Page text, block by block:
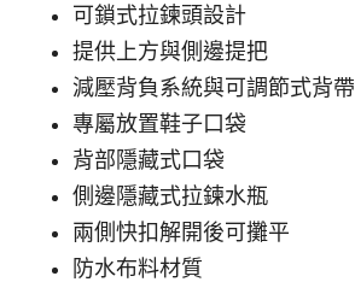
可鎖式拉鍊頭設計
提供上方與側邊提把
減壓背負系統與可調節式背帶
專屬放置鞋子口袋
背部隱藏式口袋
側邊隱藏式拉鍊水瓶
兩側快扣解開後可攤平
防水布料材質